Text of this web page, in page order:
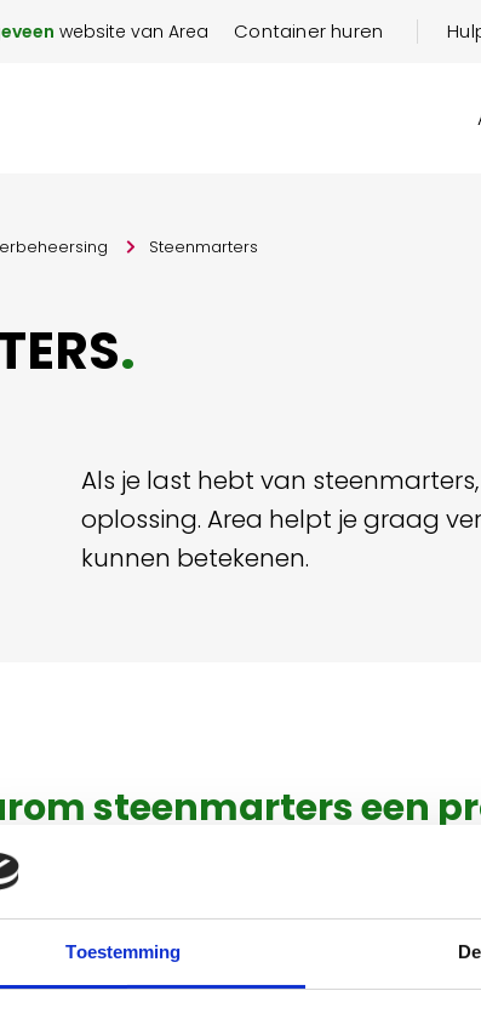
Toestemming
website van Area Container huren
Steenmarters
.
Als je last hebt van
oplossing. Area helpt je graag
kunnen betekenen.
steenmarters een
is een beschermd roofdier. Hij zoekt
zelfs onder de motorkap van auto's. Dit kan